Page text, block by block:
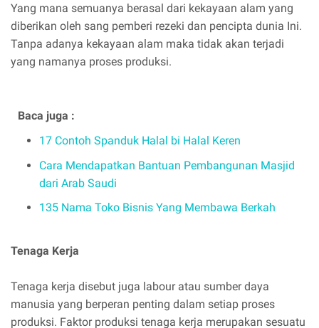
Yang mana semuanya berasal dari kekayaan alam yang
diberikan oleh sang pemberi rezeki dan pencipta dunia Ini.
Tanpa adanya kekayaan alam maka tidak akan terjadi
yang namanya proses produksi.
Baca juga :
17 Contoh Spanduk Halal bi Halal Keren
Cara Mendapatkan Bantuan Pembangunan Masjid
dari Arab Saudi
135 Nama Toko Bisnis Yang Membawa Berkah
Tenaga Kerja
Tenaga kerja disebut juga labour atau sumber daya
manusia yang berperan penting dalam setiap proses
produksi. Faktor produksi tenaga kerja merupakan sesuatu